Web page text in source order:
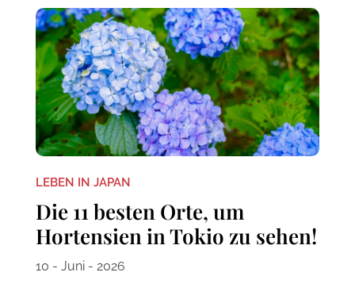
LEBEN IN JAPAN
Die 11 besten Orte, um
Hortensien in Tokio zu sehen!
10 - Juni - 2026